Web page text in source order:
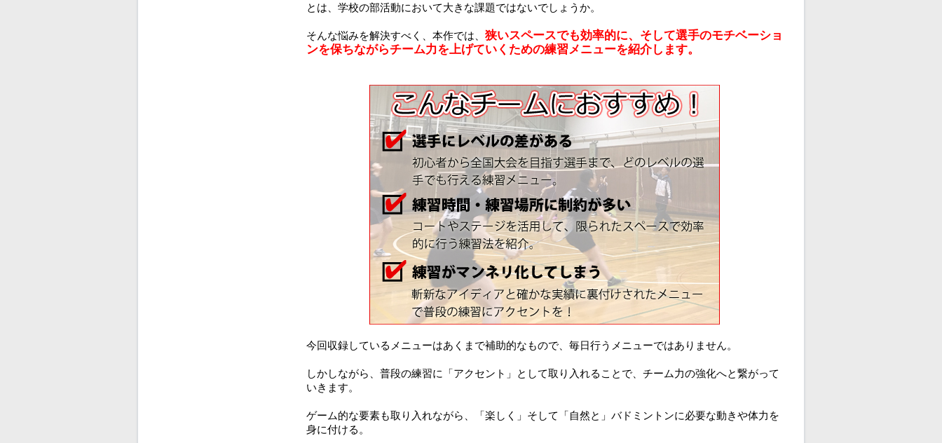
とは、学校の部活動において大きな課題ではないでしょうか。
そんな悩みを解決すべく、本作では、 狭いスペースでも効率的に、そして選手のモチベーショ
ンを保ちながらチーム力を上げていくための練習メニューを紹介します。
今回収録しているメニューはあくまで補助的なもので、毎日行うメニューではありません。
しかしながら、普段の練習に「アクセント」として取り入れることで、チーム力の強化へと繋がって
いきます。
ゲーム的な要素も取り入れながら、「楽しく」そして「自然と」バドミントンに必要な動きや体力を
身に付ける。